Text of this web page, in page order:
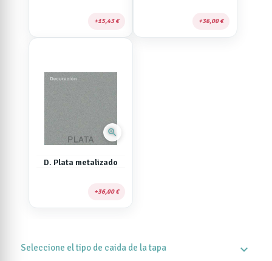
15,43 € 36,00 €
zoom_in
D. Plata metalizado
36,00 €
Seleccione el tipo de caida de la tapa expand_more